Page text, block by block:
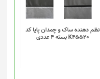
نظم دهنده ساک و چمدان پایا کد
K45520 بسته 4 عددی
می
باشد.
گزینه
ها